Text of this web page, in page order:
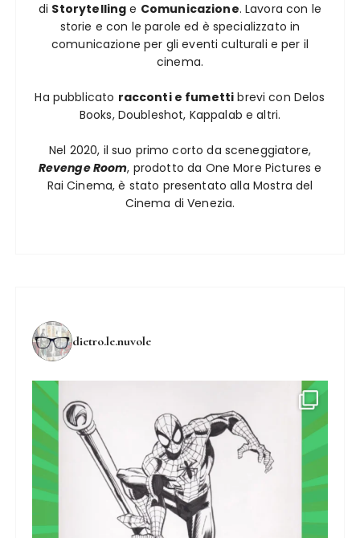
di Storytelling e Comunicazione. Lavora con le
storie e con le parole ed è specializzato in
comunicazione per gli eventi culturali e per il
cinema.
Ha pubblicato racconti e fumetti brevi con Delos
Books, Doubleshot, Kappalab e altri.
Nel 2020, il suo primo corto da sceneggiatore,
Revenge Room, prodotto da One More Pictures e
Rai Cinema, è stato presentato alla Mostra del
Cinema di Venezia.
dietro.le.nuvole